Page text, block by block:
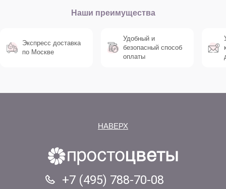
Наши преимущества
Экспресс доставка
по Москве
Удобный и
безопасный способ
оплаты
НАВЕРХ
+7 (495) 788-70-08